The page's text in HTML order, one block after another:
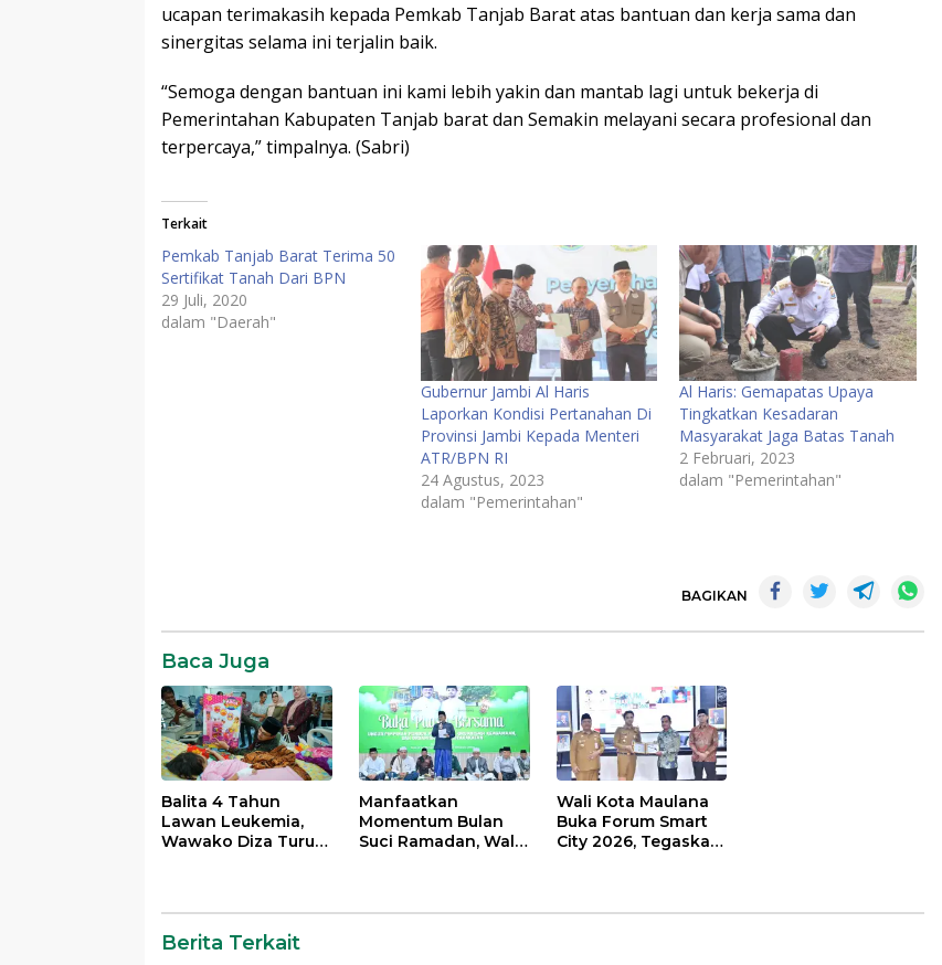
ucapan terimakasih kepada Pemkab Tanjab Barat atas bantuan dan kerja sama dan
sinergitas selama ini terjalin baik.
“Semoga dengan bantuan ini kami lebih yakin dan mantab lagi untuk bekerja di
Pemerintahan Kabupaten Tanjab barat dan Semakin melayani secara profesional dan
terpercaya,” timpalnya. (Sabri)
Terkait
Pemkab Tanjab Barat Terima 50
Sertifikat Tanah Dari BPN
29 Juli, 2020
dalam "Daerah"
Gubernur Jambi Al Haris
Laporkan Kondisi Pertanahan Di
Provinsi Jambi Kepada Menteri
ATR/BPN RI
24 Agustus, 2023
dalam "Pemerintahan"
Al Haris: Gemapatas Upaya
Tingkatkan Kesadaran
Masyarakat Jaga Batas Tanah
2 Februari, 2023
dalam "Pemerintahan"
Komentar
BAGIKAN
Baca Juga
Balita 4 Tahun
Lawan Leukemia,
Wawako Diza Turun
Manfaatkan
Momentum Bulan
Suci Ramadan, Wali
Wali Kota Maulana
Buka Forum Smart
City 2026, Tegaskan
Berita Terkait